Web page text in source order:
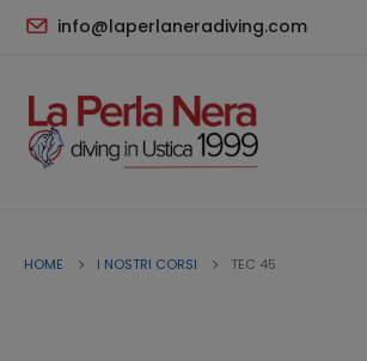
info@laperlaneradiving.com
HOME I NOSTRI CORSI TEC 45